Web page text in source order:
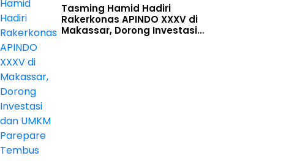
Tasming Hamid Hadiri
Rakerkonas APINDO XXXV di
Makassar, Dorong Investasi